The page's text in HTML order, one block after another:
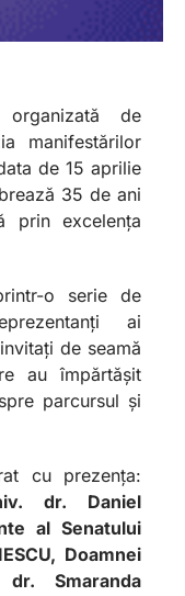
organizată de
manifestărilor
de 15 aprilie
35 de ani
prin excelența
o serie de
ai
de seamă
au împărtășit
parcursul și
cu prezența:
dr. Daniel
al Senatului
Doamnei
Smaranda